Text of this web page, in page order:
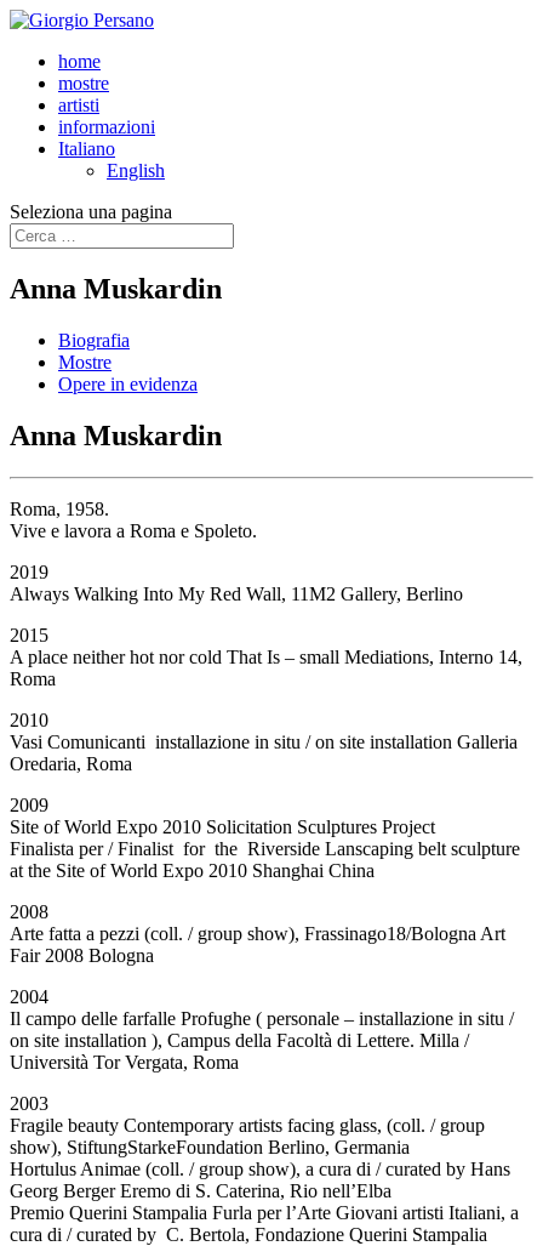
home
mostre
artisti
informazioni
Italiano
English
Seleziona una pagina
Anna Muskardin
Biografia
Mostre
Opere in evidenza
Anna Muskardin
Roma, 1958.
Vive e lavora a Roma e Spoleto.
2019
Always Walking Into My Red Wall, 11M2 Gallery, Berlino
2015
A place neither hot nor cold That Is – small Mediations, Interno 14,
Roma
2010
Vasi Comunicanti installazione in situ / on site installation Galleria
Oredaria, Roma
2009
Site of World Expo 2010 Solicitation Sculptures Project
Finalista per / Finalist for the Riverside Lanscaping belt sculpture
at the Site of World Expo 2010 Shanghai China
2008
Arte fatta a pezzi (coll. / group show), Frassinago18/Bologna Art
Fair 2008 Bologna
2004
Il campo delle farfalle Profughe ( personale – installazione in situ /
on site installation ), Campus della Facoltà di Lettere. Milla /
Università Tor Vergata, Roma
2003
Fragile beauty Contemporary artists facing glass, (coll. / group
show), StiftungStarkeFoundation Berlino, Germania
Hortulus Animae (coll. / group show), a cura di / curated by Hans
Georg Berger Eremo di S. Caterina, Rio nell’Elba
Premio Querini Stampalia Furla per l’Arte Giovani artisti Italiani, a
cura di / curated by C. Bertola, Fondazione Querini Stampalia